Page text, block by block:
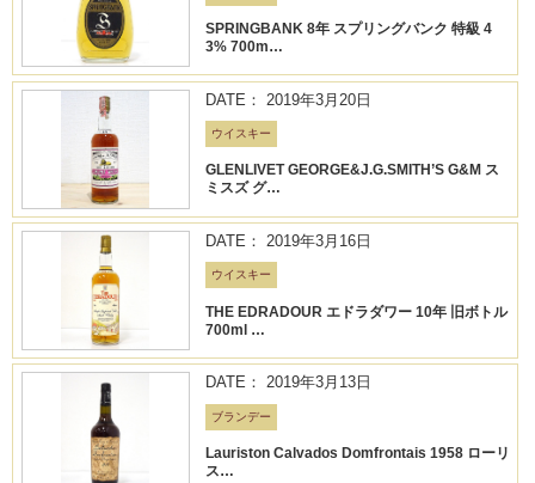
SPRINGBANK 8年 スプリングバンク 特級 4
3% 700m…
DATE： 2019年3月20日
ウイスキー
GLENLIVET GEORGE&J.G.SMITH’S G&M ス
ミスズ グ…
DATE： 2019年3月16日
ウイスキー
THE EDRADOUR エドラダワー 10年 旧ボトル
700ml …
DATE： 2019年3月13日
ブランデー
Lauriston Calvados Domfrontais 1958 ローリ
ス…